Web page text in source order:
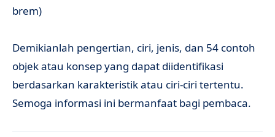
brem)
Demikianlah pengertian, ciri, jenis, dan 54 contoh
objek atau konsep yang dapat diidentifikasi
berdasarkan karakteristik atau ciri-ciri tertentu.
Semoga informasi ini bermanfaat bagi pembaca.